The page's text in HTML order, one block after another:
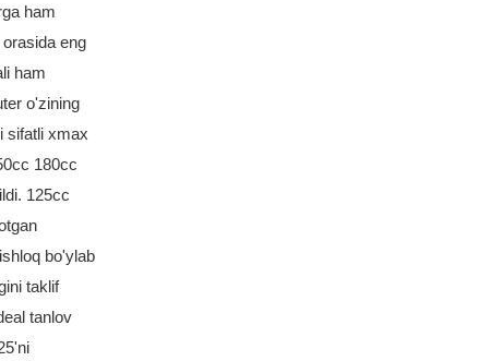
ham
eng
ham
o'zining
sifatli xmax
180cc
125cc
bo'ylab
taklif
tanlov